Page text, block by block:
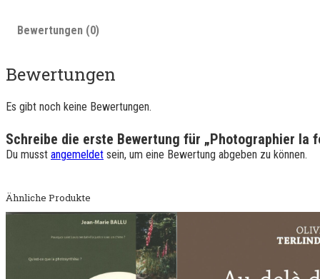
Bewertungen (0)
Bewertungen
Es gibt noch keine Bewertungen.
Schreibe die erste Bewertung für „Photographier la
Du musst angemeldet sein, um eine Bewertung abgeben zu können.
Ähnliche Produkte